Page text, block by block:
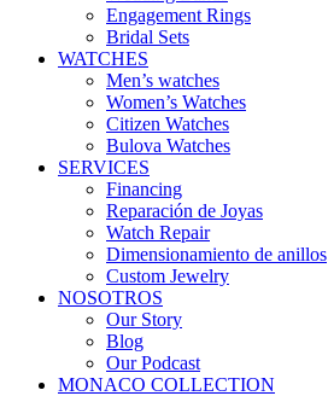
Engagement Rings
Bridal Sets
WATCHES
Men’s watches
Women’s Watches
Citizen Watches
Bulova Watches
SERVICES
Financing
Reparación de Joyas
Watch Repair
Dimensionamiento de anillos
Custom Jewelry
NOSOTROS
Our Story
Blog
Our Podcast
MONACO COLLECTION